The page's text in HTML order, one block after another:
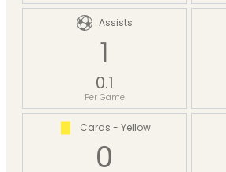
Assists
1
0.1
Per Game
Cards - Yellow
0